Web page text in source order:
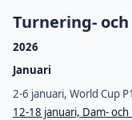
Turnering-
2026
Januari
2-6 januari, World Cup
12-18 januari, Dam-